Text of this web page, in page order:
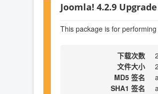
Joomla! 4.2.9
This package is for
下载次数
文件大小
MD5 签名
SHA1 签名